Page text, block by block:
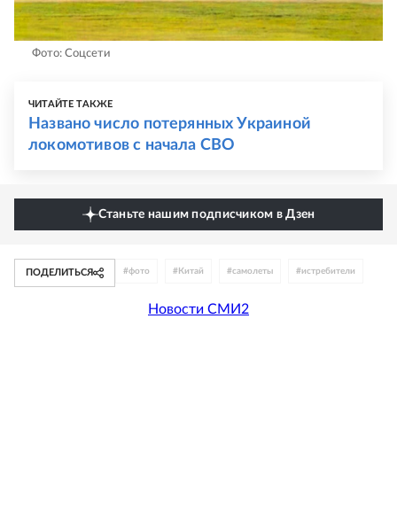
Фото: Соцсети
ЧИТАЙТЕ ТАКЖЕ
Названо число потерянных Украиной
локомотивов с начала СВО
Станьте нашим подписчиком в Дзен
ПОДЕЛИТЬСЯ #фото # Китай #самолеты #истребители
Новости СМИ2